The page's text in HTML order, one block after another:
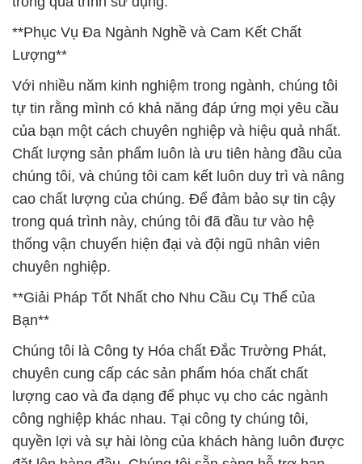
**Phục Vụ Đa Ngành Nghề và Cam Kết Chất
Lượng**
Với nhiều năm kinh nghiệm trong ngành, chúng tôi
tự tin rằng mình có khả năng đáp ứng mọi yêu cầu
của bạn một cách chuyên nghiệp và hiệu quả nhất.
Chất lượng sản phẩm luôn là ưu tiên hàng đầu của
chúng tôi, và chúng tôi cam kết luôn duy trì và nâng
cao chất lượng của chúng. Để đảm bảo sự tin cậy
trong quá trình này, chúng tôi đã đầu tư vào hệ
thống vận chuyển hiện đại và đội ngũ nhân viên
chuyên nghiệp.
**Giải Pháp Tốt Nhất cho Nhu Cầu Cụ Thể của
Bạn**
Chúng tôi là Công ty Hóa chất Đắc Trường Phát,
chuyên cung cấp các sản phẩm hóa chất chất
lượng cao và đa dạng để phục vụ cho các ngành
công nghiệp khác nhau. Tại công ty chúng tôi,
quyền lợi và sự hài lòng của khách hàng luôn được